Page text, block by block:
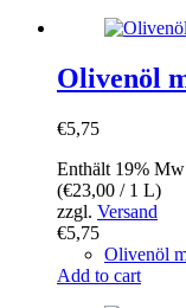
Olivenöl
€5,75
Enthält 19%
(€23,00 / 1 L)
zzgl. Versand
€5,75
Olivenöl
Add to cart